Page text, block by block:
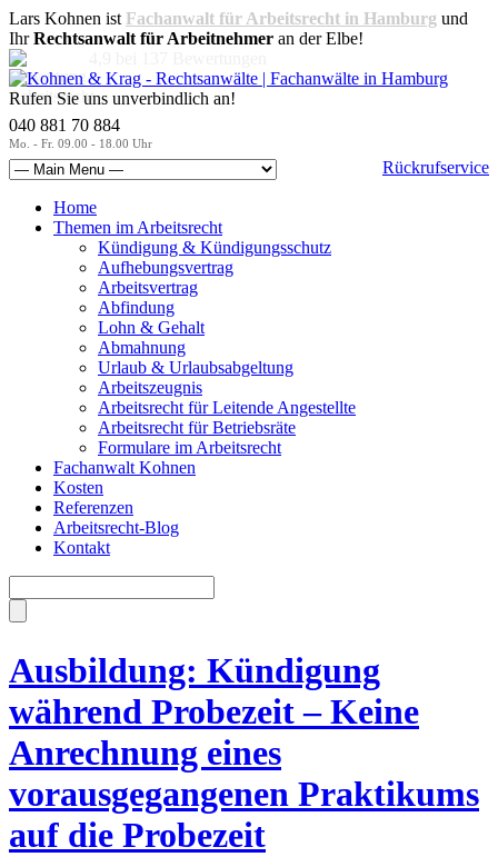
Lars Kohnen ist Fachanwalt für Arbeitsrecht in Hamburg und
IhrRechtsanwalt für Arbeitnehmer an der Elbe!
Rufen Sie uns unverbindlich an!
040 881 70 884
Mo. - Fr. 09.00 - 18.00 Uhr
Rückrufservice
Home
Themen im Arbeitsrecht
Kündigung & Kündigungsschutz
Aufhebungsvertrag
Arbeitsvertrag
Abfindung
Lohn & Gehalt
Abmahnung
Urlaub & Urlaubsabgeltung
Arbeitszeugnis
Arbeitsrecht für Leitende Angestellte
Arbeitsrecht für Betriebsräte
Formulare im Arbeitsrecht
Fachanwalt Kohnen
Kosten
Referenzen
Arbeitsrecht-Blog
Kontakt
Ausbildung: Kündigung
während Probezeit – Keine
Anrechnung eines
vorausgegangenen Praktikums
auf die Probezeit